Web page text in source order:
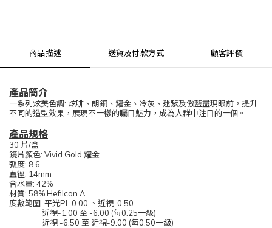
商品描述 送貨及付款方式 顧客評價
產品簡介
一系列炫美色調: 炫啡、朗銅、耀金、冷灰、迷紫及傲藍盡現眼前，提升
不同的造型效果，展現不一樣的矚目魅力，成為人群中注目的一個。
產品規格
30 片/盒
鏡片顏色: Vivid Gold 耀金
弧度: 8.6
直徑: 14mm
含水量: 42%
材質: 58% Hefilcon A
度數範圍: 平光PL 0.00 、近視-0.50
近視-1.00 至 -6.00 (每0.25一級)
近視 -6.50 至 近視-9.00 (每0.50一級)